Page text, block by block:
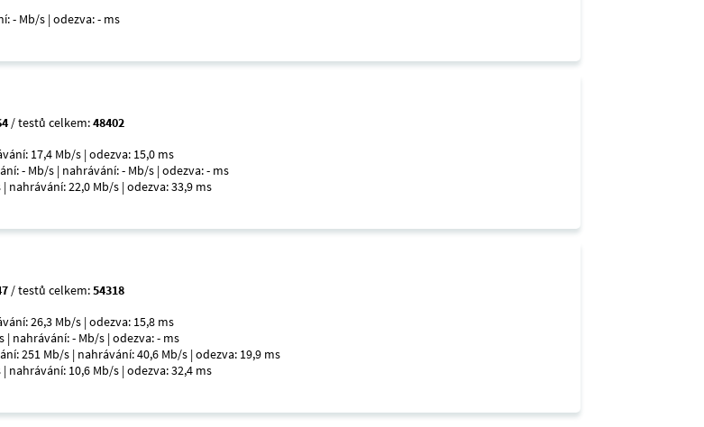
- Mb/s | odezva: - ms
/ testů celkem:48402
17,4 Mb/s | odezva: 15,0 ms
- Mb/s | nahrávání: - Mb/s | odezva: - ms
nahrávání: 22,0 Mb/s | odezva: 33,9 ms
/ testů celkem:54318
26,3 Mb/s | odezva: 15,8 ms
| nahrávání: - Mb/s | odezva: - ms
251 Mb/s | nahrávání: 40,6 Mb/s | odezva: 19,9 ms
nahrávání: 10,6 Mb/s | odezva: 32,4 ms